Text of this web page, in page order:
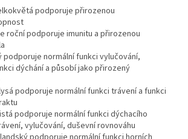
podporuje přirozenou
roční podporuje imunitu a přirozenou
podporuje normální funkci vylučování,
dýchání a působí jako přirozený
podporuje normální funkci trávení a funkci
podporuje normální funkci dýchacího
vylučování, duševní rovnováhu